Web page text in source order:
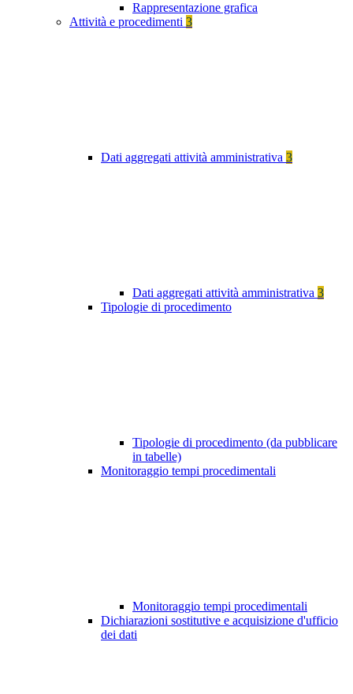
Rappresentazione grafica
Attività e procedimenti 3
Dati aggregati attività amministrativa 3
Dati aggregati attività amministrativa 3
Tipologie di procedimento
Tipologie di procedimento (da pubblicare
in tabelle)
Monitoraggio tempi procedimentali
Monitoraggio tempi procedimentali
Dichiarazioni sostitutive e acquisizione d'ufficio
dei dati